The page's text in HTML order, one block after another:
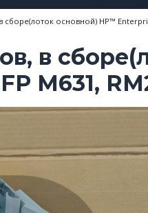
сборе(лоток основной) HP™
в
M631,